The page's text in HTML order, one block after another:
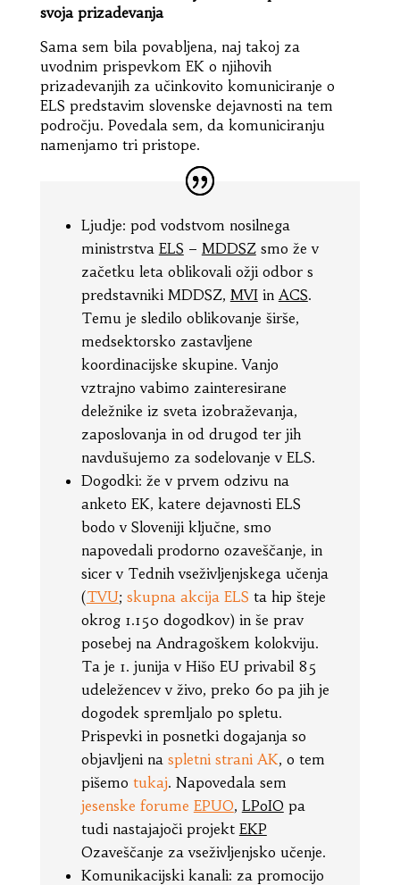
svoja prizadevanja
Sama sem bila povabljena, naj takoj za
uvodnim prispevkom EK o njihovih
prizadevanjih za učinkovito komuniciranje o
ELS predstavim slovenske dejavnosti na tem
področju. Povedala sem, da komuniciranju
namenjamo tri pristope.
Ljudje: pod vodstvom nosilnega
ministrstva ELS – MDDSZsmo že v
začetku leta oblikovali ožji odbor s
predstavniki MDDSZ, MVIin ACS.
Temu je sledilo oblikovanje širše,
medsektorsko zastavljene
koordinacijske skupine. Vanjo
vztrajno vabimo zainteresirane
deležnike iz sveta izobraževanja,
zaposlovanja in od drugod ter jih
navdušujemo za sodelovanje v ELS.
Dogodki: že v prvem odzivu na
anketo EK, katere dejavnosti ELS
bodo v Sloveniji ključne, smo
napovedali prodorno ozaveščanje, in
sicer v Tednih vseživljenjskega učenja
(TVU; skupna akcija ELS ta hip šteje
okrog 1.150 dogodkov) in še prav
posebej na Andragoškem kolokviju.
Ta je 1. junija v Hišo EU privabil 85
udeležencev v živo, preko 60 pa jih je
dogodek spremljalo po spletu.
Prispevki in posnetki dogajanja so
objavljeni na spletni strani AK, o tem
pišemo tukaj. Napovedala sem
jesenske forume EPUO, LPoIO pa
tudi nastajajoči projekt EKP
Ozaveščanje za vseživljenjsko učenje.
Komunikacijski kanali: za promocijo